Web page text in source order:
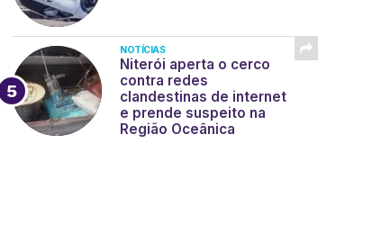
NOTÍCIAS
Niterói aperta o cerco
contra redes
clandestinas de internet
e prende suspeito na
Região Oceânica